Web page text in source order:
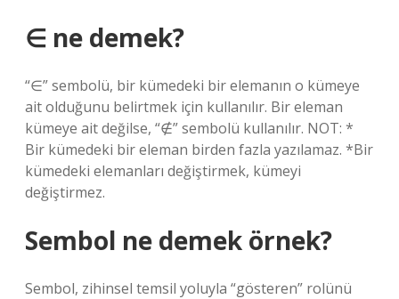
∈ ne demek?
“∈” sembolü, bir kümedeki bir elemanın o kümeye
ait olduğunu belirtmek için kullanılır. Bir eleman
kümeye ait değilse, “∉” sembolü kullanılır. NOT: *
Bir kümedeki bir eleman birden fazla yazılamaz. *Bir
kümedeki elemanları değiştirmek, kümeyi
değiştirmez.
Sembol ne demek örnek?
Sembol, zihinsel temsil yoluyla “gösteren” rolünü